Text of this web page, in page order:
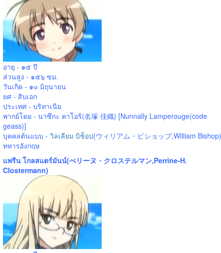
อายุ - ๑๕ ปี
ส่วนสูง - ๑๕๖ ซม.
วันเกิด - ๑๐ มิถุนายน
ยศ - สิบเอก
ประเทศ - บริทาเนีย
พากย์โดย - นาซึกะ คาโอริ(名塚 佳織) [Nunnally Lamperouge(code
geass)]
บุคคลต้นแบบ - วิลเลียม บิช็อป(ウィリアム・ビショップ,William Bishop)
ทหารอังกฤษ
แพรีน โกลสแตร์มันน์(ぺリーヌ・クロステルマン,Perrine-H.
Clostermann)